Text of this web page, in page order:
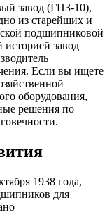
завод (ГПЗ-10),
из старейших и
подшипниковой
завод
Если вы ищете
оборудования,
решения по
1938 года,
для